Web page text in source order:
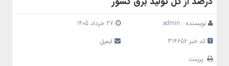
نویسنده : admin
کد خبر 314656
ایمیل
پرینت